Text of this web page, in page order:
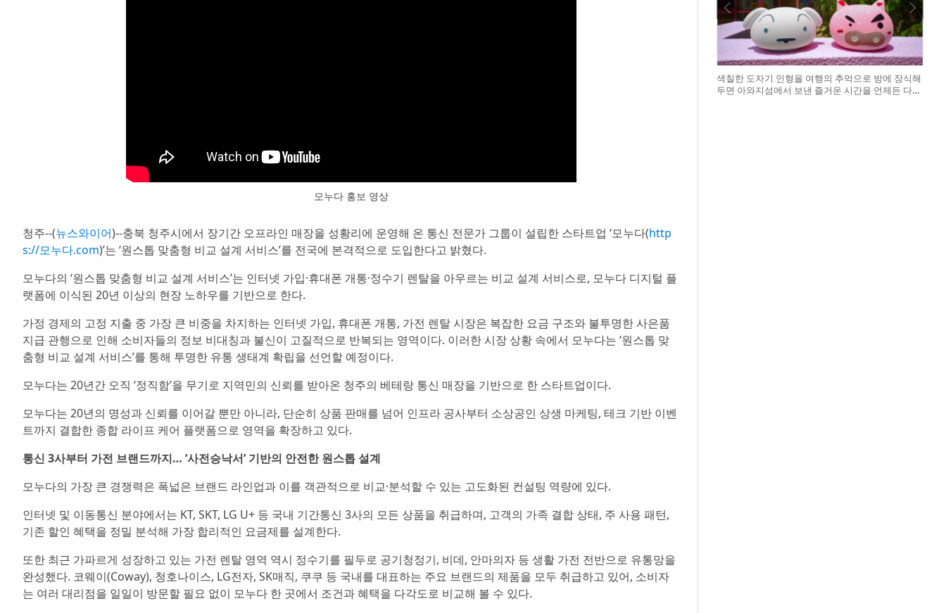
모누다 홍보 영상
청주--(뉴스와이어)--충북 청주시에서 장기간 오프라인 매장을 성황리에 운영해 온 통신 전문가 그룹이 설립한 스타트업 ‘모누다(http
s://모누다.com)’는 ‘원스톱 맞춤형 비교 설계 서비스’를 전국에 본격적으로 도입한다고 밝혔다.
모누다의 ‘원스톱 맞춤형 비교 설계 서비스’는 인터넷 가입·휴대폰 개통·정수기 렌탈을 아우르는 비교 설계 서비스로, 모누다 디지털 플
랫폼에 이식된 20년 이상의 현장 노하우를 기반으로 한다.
가정 경제의 고정 지출 중 가장 큰 비중을 차지하는 인터넷 가입, 휴대폰 개통, 가전 렌탈 시장은 복잡한 요금 구조와 불투명한 사은품
지급 관행으로 인해 소비자들의 정보 비대칭과 불신이 고질적으로 반복되는 영역이다. 이러한 시장 상황 속에서 모누다는 ‘원스톱 맞
춤형 비교 설계 서비스’를 통해 투명한 유통 생태계 확립을 선언할 예정이다.
모누다는 20년간 오직 ‘정직함’을 무기로 지역민의 신뢰를 받아온 청주의 베테랑 통신 매장을 기반으로 한 스타트업이다.
모누다는 20년의 명성과 신뢰를 이어갈 뿐만 아니라, 단순히 상품 판매를 넘어 인프라 공사부터 소상공인 상생 마케팅, 테크 기반 이벤
트까지 결합한 종합 라이프 케어 플랫폼으로 영역을 확장하고 있다.
통신 3사부터 가전 브랜드까지… ‘사전승낙서’ 기반의 안전한 원스톱 설계
모누다의 가장 큰 경쟁력은 폭넓은 브랜드 라인업과 이를 객관적으로 비교·분석할 수 있는 고도화된 컨설팅 역량에 있다.
인터넷 및 이동통신 분야에서는 KT, SKT, LG U+ 등 국내 기간통신 3사의 모든 상품을 취급하며, 고객의 가족 결합 상태, 주 사용 패턴,
기존 할인 혜택을 정밀 분석해 가장 합리적인 요금제를 설계한다.
또한 최근 가파르게 성장하고 있는 가전 렌탈 영역 역시 정수기를 필두로 공기청정기, 비데, 안마의자 등 생활 가전 전반으로 유통망을
완성했다. 코웨이(Coway), 청호나이스, LG전자, SK매직, 쿠쿠 등 국내를 대표하는 주요 브랜드의 제품을 모두 취급하고 있어, 소비자
는 여러 대리점을 일일이 방문할 필요 없이 모누다 한 곳에서 조건과 혜택을 다각도로 비교해 볼 수 있다.
색칠한 도자기 인형을 여행의 추억으로 방에 장식해
두면 아와지섬에서 보낸 즐거운 시간을 언제든 다시